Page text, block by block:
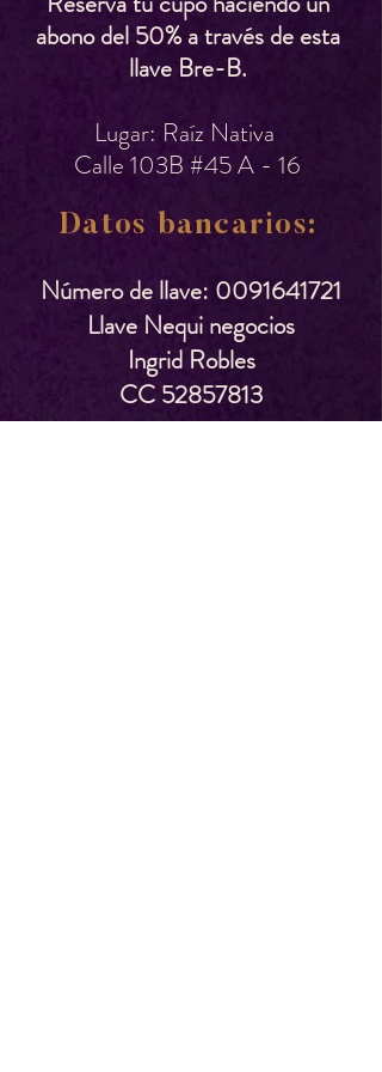
abono del 50% a través de esta
llave Bre-B.
Lugar: Raíz Nativa
Calle 103B #45 A - 16
Datos bancarios:
Número de llave: 0091641721
Llave Nequi negocios
Ingrid Robles
CC 52857813